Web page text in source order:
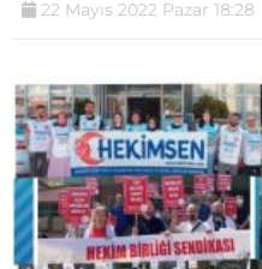
22 Mayıs 2022 Pazar 18:28